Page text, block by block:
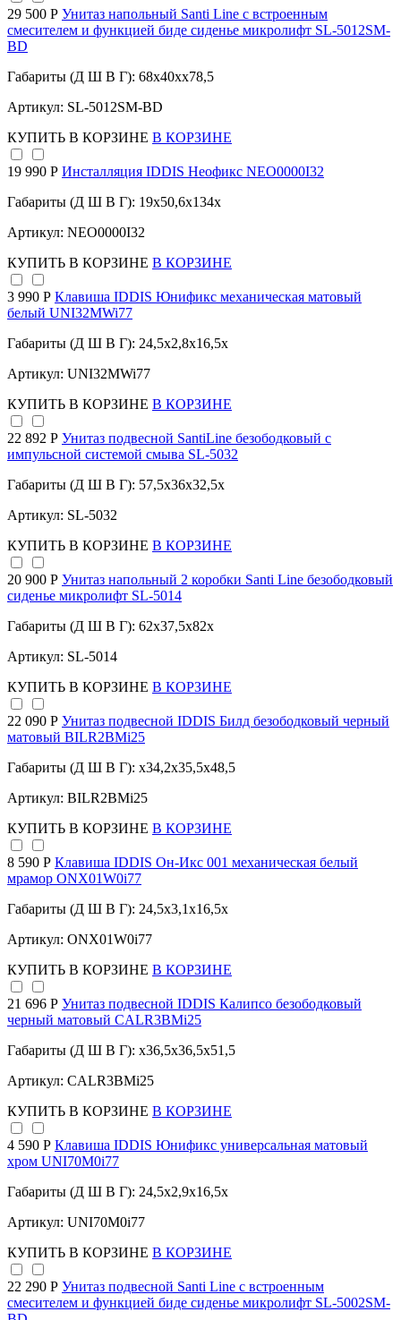
29 500 Р Унитаз напольный Santi Line с встроенным
смесителем и функцией биде сиденье микролифт SL-5012SM-
BD
Габариты (Д Ш В Г): 68x40xx78,5
Артикул: SL-5012SM-BD
КУПИТЬ В КОРЗИНЕ В КОРЗИНЕ
19 990 Р Инсталляция IDDIS Неофикс NEO0000I32
Габариты (Д Ш В Г): 19x50,6x134x
Артикул: NEO0000I32
КУПИТЬ В КОРЗИНЕ В КОРЗИНЕ
3 990 Р Клавиша IDDIS Юнификс механическая матовый
белый UNI32MWi77
Габариты (Д Ш В Г): 24,5x2,8x16,5x
Артикул: UNI32MWi77
КУПИТЬ В КОРЗИНЕ В КОРЗИНЕ
22 892 Р Унитаз подвесной SantiLine безободковый с
импульсной системой смыва SL-5032
Габариты (Д Ш В Г): 57,5x36x32,5x
Артикул: SL-5032
КУПИТЬ В КОРЗИНЕ В КОРЗИНЕ
20 900 Р Унитаз напольный 2 коробки Santi Line безободковый
сиденье микролифт SL-5014
Габариты (Д Ш В Г): 62x37,5x82x
Артикул: SL-5014
КУПИТЬ В КОРЗИНЕ В КОРЗИНЕ
22 090 Р Унитаз подвесной IDDIS Билд безободковый черный
матовый BILR2BMi25
Габариты (Д Ш В Г): x34,2x35,5x48,5
Артикул: BILR2BMi25
КУПИТЬ В КОРЗИНЕ В КОРЗИНЕ
8 590 Р Клавиша IDDIS Он-Икс 001 механическая белый
мрамор ONX01W0i77
Габариты (Д Ш В Г): 24,5x3,1x16,5x
Артикул: ONX01W0i77
КУПИТЬ В КОРЗИНЕ В КОРЗИНЕ
21 696 Р Унитаз подвесной IDDIS Калипсо безободковый
черный матовый CALR3BMi25
Габариты (Д Ш В Г): x36,5x36,5x51,5
Артикул: CALR3BMi25
КУПИТЬ В КОРЗИНЕ В КОРЗИНЕ
4 590 Р Клавиша IDDIS Юнификс универсальная матовый
хром UNI70M0i77
Габариты (Д Ш В Г): 24,5x2,9x16,5x
Артикул: UNI70M0i77
КУПИТЬ В КОРЗИНЕ В КОРЗИНЕ
22 290 Р Унитаз подвесной Santi Line с встроенным
смесителем и функцией биде сиденье микролифт SL-5002SM-